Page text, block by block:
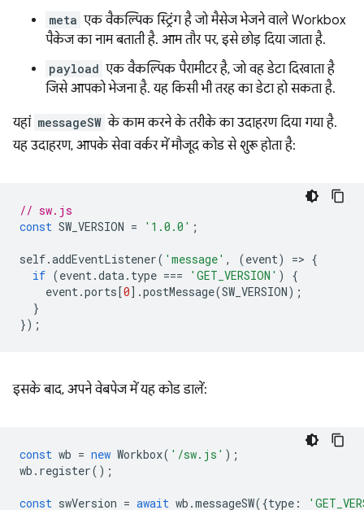
meta एक वैकल्पिक स्ट्रिंग है जो मैसेज भेजने वाले Workbox
पैकेज का नाम बताती है. आम तौर पर, इसे छोड़ दिया जाता है.
payload एक वैकल्पिक पैरामीटर है, जो वह डेटा दिखाता है
जिसे आपको भेजना है. यह किसी भी तरह का डेटा हो सकता है.
यहां messageSW के काम करने के तरीके का उदाहरण दिया गया है.
यह उदाहरण, आपके सेवा वर्कर में मौजूद कोड से शुरू होता है:
// sw.js
const SW_VERSION = '1.0.0' ;
self.addEventListener( 'message' , (event) => {
if (event.data. type === 'GET_VERSION' )
{
event.ports[0].postMessage(SW_VERSION);
}
});
इसके बाद, अपने वेबपेज में यह कोड डालें:
const wb = new Workbox( '/sw.js' );
wb . register();
const swVersion = await wb .messageSW({type :